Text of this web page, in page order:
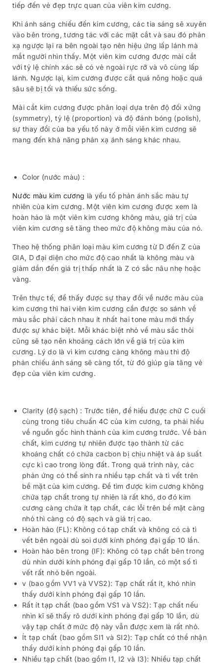
tiếp đến vẻ đẹp trực quan của viên kim cương.
Khi ánh sáng chiếu đến kim cương, các tia sáng sẽ xuyên
vào bên trong, tương tác với các mặt cắt và sau đó phản
xạ ngược lại ra bên ngoài tạo nên hiệu ứng lấp lánh mà
mắt người nhìn thấy. Một viên kim cương được mài cắt
với tỷ lệ chính xác sẽ có vẻ ngoài rực rỡ và vô cùng lấp
lánh. Ngược lại, kim cương được cắt quá nông hoặc quá
sâu sẽ bị tối và thiếu sức sống.
Mài cắt kim cương được phân loại dựa trên độ đối xứng
(symmetry), tỷ lệ (proportion) và độ đánh bóng (polish),
sự thay đổi của ba yếu tố này ở mỗi viên kim cương sẽ
mang đến khả năng phản xạ ánh sáng khác nhau.
Color (nước màu) :
Nước màu kim cương là yếu tố phản ánh sắc màu tự
nhiên của kim cương. Một viên kim cương được xem là
hoàn hảo là một viên kim cương không màu, giá trị của
viên kim cương sẽ tăng theo mức độ không màu của nó.
Theo hệ thống phân loại màu kim cương từ D đến Z của
GIA, D đại diện cho mức độ cao nhất là không màu và
giảm dần đến giá trị thấp nhất là Z có sắc nâu nhẹ hoặc
vàng.
Trên thực tế, để thấy được sự thay đổi về nước màu của
kim cương thì hai viên kim cương cần được so sánh về
màu sắc phải cách nhau ít nhất hai tone màu mới thấy
được sự khác biệt. Mỗi khác biệt nhỏ về màu sắc thôi
cũng sẽ tạo nên khoảng cách lớn về giá trị của kim
cương. Lý do là vì kim cương càng không màu thì độ
phản chiếu ánh sáng sẽ càng tốt, từ đó giúp gia tăng vẻ
đẹp của viên kim cương.
Clarity (độ sạch) : Trước tiên, để hiểu được chữ C cuối
cùng trong tiêu chuẩn 4C của kim cương, ta phải hiểu
về nguồn gốc hình thành của kim cương trước. Về bản
chất, kim cương tự nhiên được tạo thành từ các
khoáng chất có chứa cacbon bị chịu nhiệt và áp suất
cực kì cao trong lòng đất. Trong quá trình này, các
phản ứng có thể sinh ra nhiều tạp chất và tì vết trên
bề mặt của kim cương. Để tìm được kim cương không
chứa tạp chất trong tự nhiên là rất khó, do đó kim
cương càng chứa ít tạp chất, các lỗi trên bề mặt càng
nhỏ thì càng có độ sạch và giá trị cao.
Hoàn hảo (FL): Không có tạp chất và không có cả tì
vết bên ngoài dù soi dưới kính phóng đại gấp 10 lần.
Hoàn hảo bên trong (IF): Không có tạp chất bên trong
dù nhìn dưới kính phóng đại gấp 10 lần, có một số tì
vết rất nhỏ bên ngoài.
v (bao gồm VV1 và VVS2): Tạp chất rất ít, khó nhìn
thấy dưới kính phóng đại gấp 10 lần.
Rất ít tạp chất (bao gồm VS1 và VS2): Tạp chất nếu
nhìn kĩ sẽ thấy rõ dưới kính phóng đại gấp 10 lần, dù
vậy tạp chất ở mức độ này vẫn được xem là rất nhỏ.
Ít tạp chất (bao gồm SI1 và SI2): Tạp chất có thể nhận
thấy dưới kính phóng đại gấp 10 lần.
Nhiều tạp chất (bao gồm I1, I2 và I3): Nhiều tạp chất